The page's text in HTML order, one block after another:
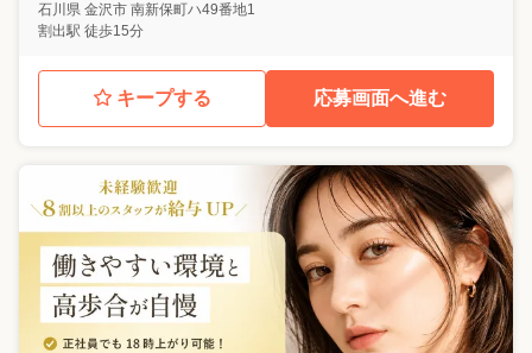
石川県 金沢市 南新保町ハ49番地1
割出駅 徒歩15分
キープする 応募画面へ進む